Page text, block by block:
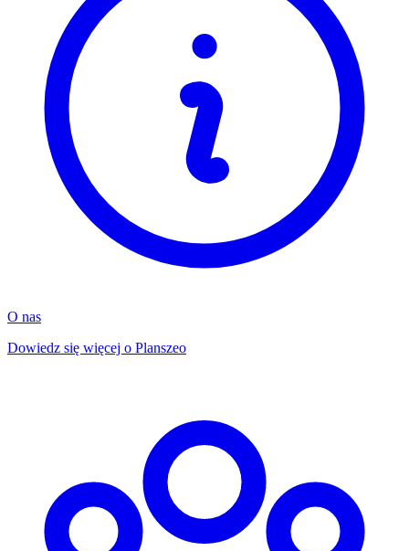
O nas
Dowiedz się więcej o Planszeo